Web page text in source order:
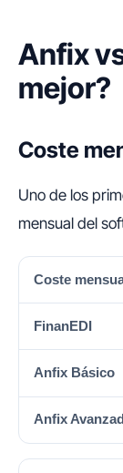
Anfix
mejor?
Coste
Uno de los
mensual del
COSTE